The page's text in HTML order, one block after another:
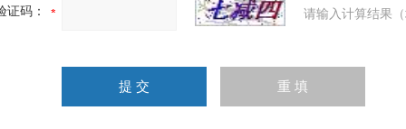
证码： 请输入计算结果